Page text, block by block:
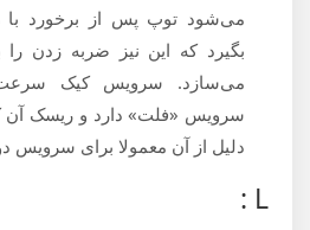
می‌شود توپ پس از برخورد با
بگیرد که این نیز ضربه زدن
می‌سازد. سرویس کیک
سرویس «فلت» دارد و ریسک آن
دلیل از آن معمولا برای سرویس
L :